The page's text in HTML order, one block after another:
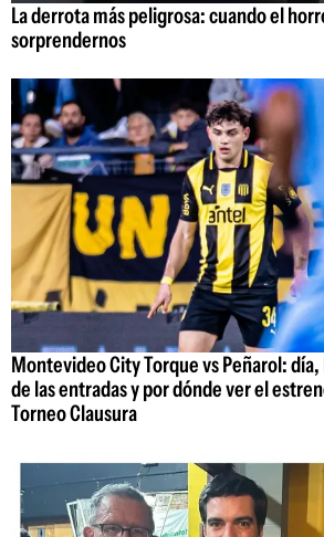
La derrota más peligrosa: cuando el
sorprendernos
Montevideo City Torque vs Peñarol:
de las entradas y por dónde ver el
Torneo Clausura